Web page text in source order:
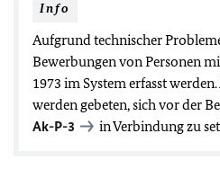
Info
Aufgrund technischer
Bewerbungen von Personen
1973 im System erfasst
werden gebeten, sich vor der
Ak-P-3
in Verbindung zu